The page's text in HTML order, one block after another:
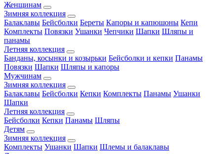
Женщинам
Зимняя коллекция
Балаклавы Бейсболки Береты Капоры и капюшоны Кепи
Комплекты Повязки Ушанки Чепчики Шапки Шляпы и
панамы
Летняя коллекция
Банданы, косынки и козырьки Бейсболки и кепки Панамы
Повязки Шапки Шляпы и капоры
Мужчинам
Зимняя коллекция
Балаклавы Бейсболки Кепки Комплекты Панамы Ушанки
Шапки
Летняя коллекция
Бейсболки Кепки Панамы Шляпы
Детям
Зимняя коллекция
Комплекты Ушанки Шапки Шлемы и балаклавы